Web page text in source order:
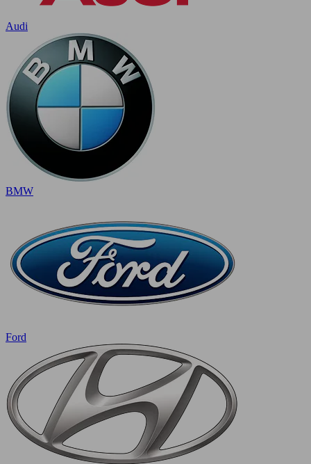
Audi
BMW
Ford